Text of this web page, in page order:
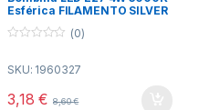
Esférica FILAMENTO SILVER
u
o
f
(0)
SKU: 1960327
3,18€ 8,60€